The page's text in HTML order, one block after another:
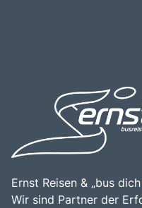
Ernst Reisen & „bus
Wir sind Partner der